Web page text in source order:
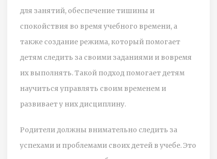
для занятий, обеспечение тишины и
спокойствия во время учебного времени, а
также создание режима, который помогает
детям следить за своими заданиями и вовремя
их выполнять. Такой подход помогает детям
научиться управлять своим временем и
развивает у них дисциплину.
Родители должны внимательно следить за
успехами и проблемами своих детей в учебе. Это